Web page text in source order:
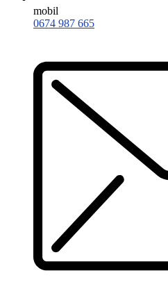
mobil
0674 987 665